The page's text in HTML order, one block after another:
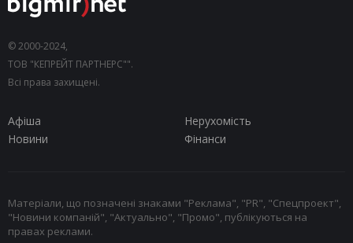
© 2000-2024,
ТОВ "КЕПРЕЙТ ПАРТНЕРС"".
Всі права захищені.
Афіша
Нерухомість
Новини
Фінанси
Матеріали, що позначені знаками "Реклама", "PR", "Спецпроект",
"Новини компаній", "Актуально", "Промо", публікуються на
правах реклами.